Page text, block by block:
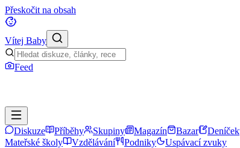
Přeskočit na obsah
Vítej Baby
Feed
Diskuze Příběhy Skupiny Magazín Bazar Deníček
Mateřské školy
Vzdělávání Podniky
Uspávací zvuky